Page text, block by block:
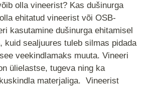
olla vineerist? Kas dušinurga
ehitatud vineerist või OSB-
kasutamine dušinurga ehitamisel
kuid sealjuures tuleb silmas pidada
veekindlamaks muuta. Vineeri
ülielastse, tugeva ning ka
materjaliga. Vineerist